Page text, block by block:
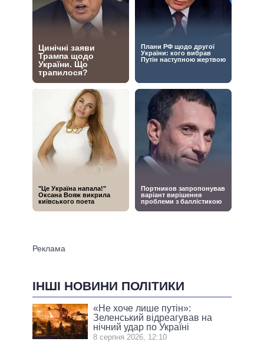
ІНШІ НОВИНИ ПОЛІТИКИ
«Не хоче лише путін»:
Зеленський відреагував на
нічний удар по Україні
8 серпня 2026, 12:10